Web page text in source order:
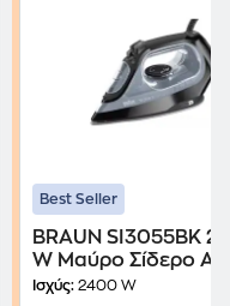
Best Seller
BRAUN SI3055BK
W Μαύρο Σίδερο
Ισχύς: 2400 W